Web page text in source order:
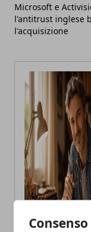
Microsoft e
l'antitrust inglese
l'acquisizione